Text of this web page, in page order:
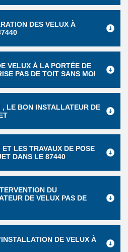
DES VELUX À
VELUX À LA PORTÉE DE
PAS DE TOIT SANS MOI
, LE BON INSTALLATEUR DE
LES TRAVAUX DE POSE
DANS LE 87440
DU
DE VELUX PAS DE
DE VELUX À